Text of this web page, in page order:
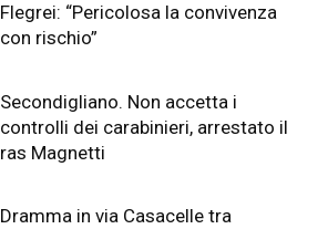
Flegrei: “Pericolosa la convivenza
con rischio”
Secondigliano. Non accetta i
controlli dei carabinieri, arrestato il
ras Magnetti
Dramma in via Casacelle tra